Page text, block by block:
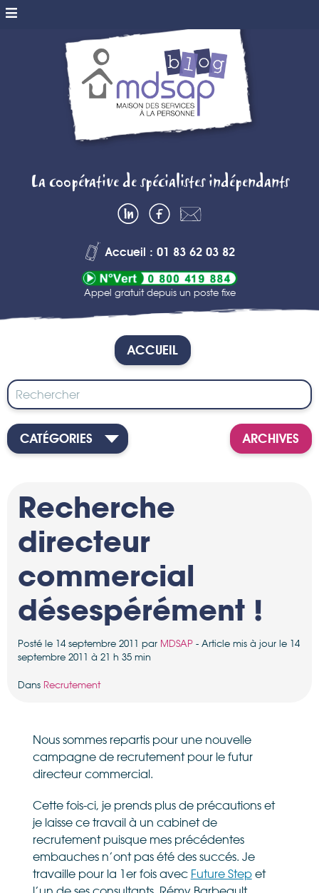
MDSAP BLOG
– MAISON DES
SERVICES A
LA PERSONNE
La coopérative de spécialistes indépendants
nous
Accueil : 01 83 62 03 82
Appel gratuit depuis un poste fixe
ACCUEIL
CATÉGORIES ARCHIVES
Recherche
directeur
commercial
désespérément !
Posté le 14 septembre 2011 par MDSAP - Article mis à jour le 14
septembre 2011 à 21 h 35 min
Dans Recrutement
Nous sommes repartis pour une nouvelle
campagne de recrutement pour le futur
directeur commercial.
Cette fois-ci, je prends plus de précautions et
je laisse ce travail à un cabinet de
recrutement puisque mes précédentes
embauches n’ont pas été des succés. Je
travaille pour la 1er fois avec Future Stepet